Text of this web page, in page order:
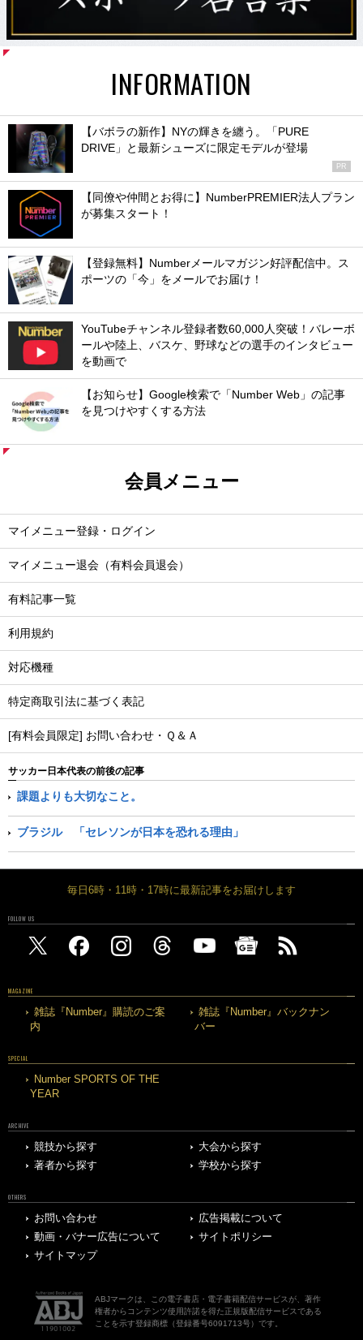
INFORMATION
【バボラの新作】NYの輝きを纏う。「PURE
DRIVE」と最新シューズに限定モデルが登場
PR
【同僚や仲間とお得に】NumberPREMIER法人プラン
が募集スタート！
【登録無料】Numberメールマガジン好評配信中。ス
ポーツの「今」をメールでお届け！
YouTubeチャンネル登録者数60,000人突破！バレーボ
ールや陸上、バスケ、野球などの選手のインタビュー
を動画で
【お知らせ】Google検索で「Number Web」の記事
を見つけやすくする方法
会員メニュー
マイメニュー登録・ログイン
マイメニュー退会（有料会員退会）
有料記事一覧
利用規約
対応機種
特定商取引法に基づく表記
[有料会員限定] お問い合わせ・Ｑ＆Ａ
サッカー日本代表の前後の記事
課題よりも大切なこと。
ブラジル 「セレソンが日本を恐れる理由」
毎日6時・11時・17時に最新記事をお届けします
FOLLOW US
MAGAZINE
雑誌『Number』購読のご案
内
雑誌『Number』バックナン
バー
SPECIAL
Number SPORTS OF THE
YEAR
ARCHIVE
競技から探す
大会から探す
著者から探す
学校から探す
OTHERS
お問い合わせ
広告掲載について
動画・バナー広告について
サイトポリシー
サイトマップ
ABJマークは、この電子書店・電子書籍配信サービスが、著作
権者からコンテンツ使用許諾を得た正規版配信サービスである
ことを示す登録商標（登録番号6091713号）です。